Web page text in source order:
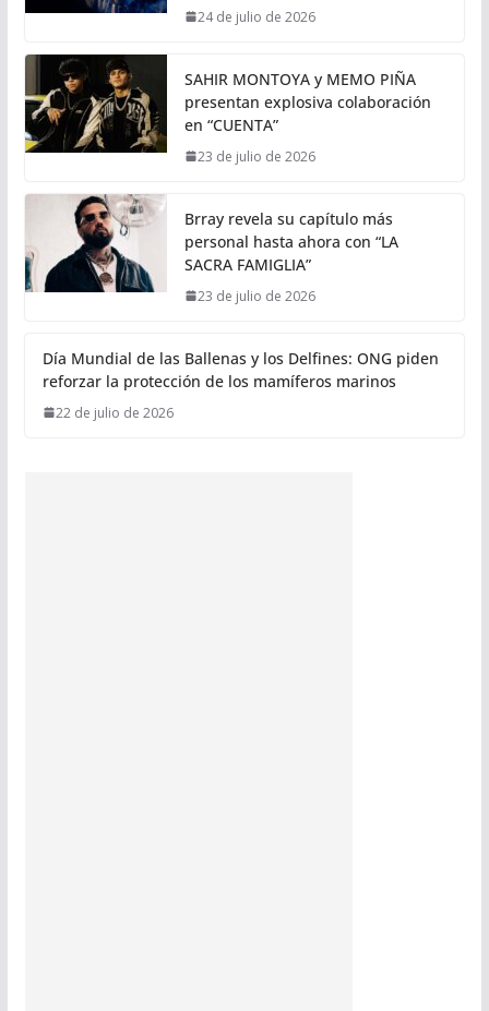
24 de julio de 2026
SAHIR MONTOYA y MEMO PIÑA
presentan explosiva colaboración
en “CUENTA”
23 de julio de 2026
Brray revela su capítulo más
personal hasta ahora con “LA
SACRA FAMIGLIA”
23 de julio de 2026
Día Mundial de las Ballenas y los Delfines: ONG piden
reforzar la protección de los mamíferos marinos
22 de julio de 2026